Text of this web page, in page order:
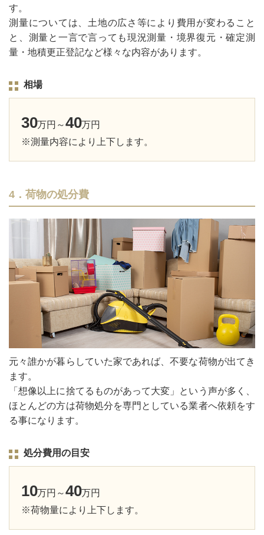
す。
測量については、土地の広さ等により費用が変わること
と、測量と一言で言っても現況測量・境界復元・確定測
量・地積更正登記など様々な内容があります。
相場
30万円～40万円
※測量内容により上下します。
4．荷物の処分費
元々誰かが暮らしていた家であれば、不要な荷物が出てき
ます。
「想像以上に捨てるものがあって大変」という声が多く、
ほとんどの方は荷物処分を専門としている業者へ依頼をす
る事になります。
処分費用の目安
10万円～40万円
※荷物量により上下します。